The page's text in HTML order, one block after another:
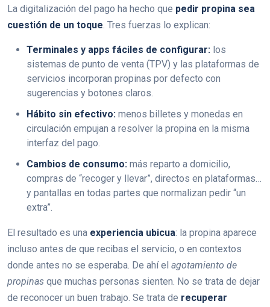
La digitalización del pago ha hecho que pedir propina sea
cuestión de un toque . Tres fuerzas lo explican:
Terminales y apps fáciles de configurar: los
sistemas de punto de venta (TPV) y las plataformas de
servicios incorporan propinas por defecto con
sugerencias y botones claros.
Hábito sin efectivo: menos billetes y monedas en
circulación empujan a resolver la propina en la misma
interfaz del pago.
Cambios de consumo: más reparto a domicilio,
compras de “recoger y llevar”, directos en plataformas…
y pantallas en todas partes que normalizan pedir “un
extra”.
El resultado es una experiencia ubicua: la propina aparece
incluso antes de que recibas el servicio, o en contextos
donde antes no se esperaba. De ahí el agotamiento de
propinas que muchas personas sienten. No se trata de dejar
de reconocer un buen trabajo. Se trata de recuperar